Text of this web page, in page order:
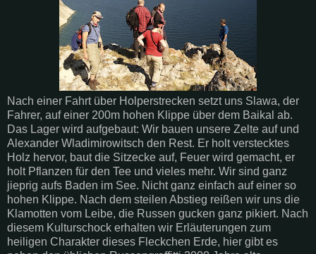
Nach einer Fahrt über Holperstrecken setzt uns Slawa, der
Fahrer, auf einer 200m hohen Klippe über dem Baikal ab.
Das Lager wird aufgebaut: Wir bauen unsere Zelte auf und
Alexander Wladimirowitsch den Rest. Er holt verstecktes
Holz hervor, baut die Sitzecke auf, Feuer wird gemacht, er
holt Pflanzen für den Tee und vieles mehr. Wir sind ganz
jieprig aufs Baden im See. Nicht ganz einfach auf einer so
hohen Klippe. Nach dem steilen Abstieg reißen wir uns die
Klamotten vom Leibe, die Russen gucken ganz pikiert. Nach
diesem Kulturschock erhalten wir Erläuterungen zum
heiligen Charakter dieses Fleckchen Erde, hier gibt es